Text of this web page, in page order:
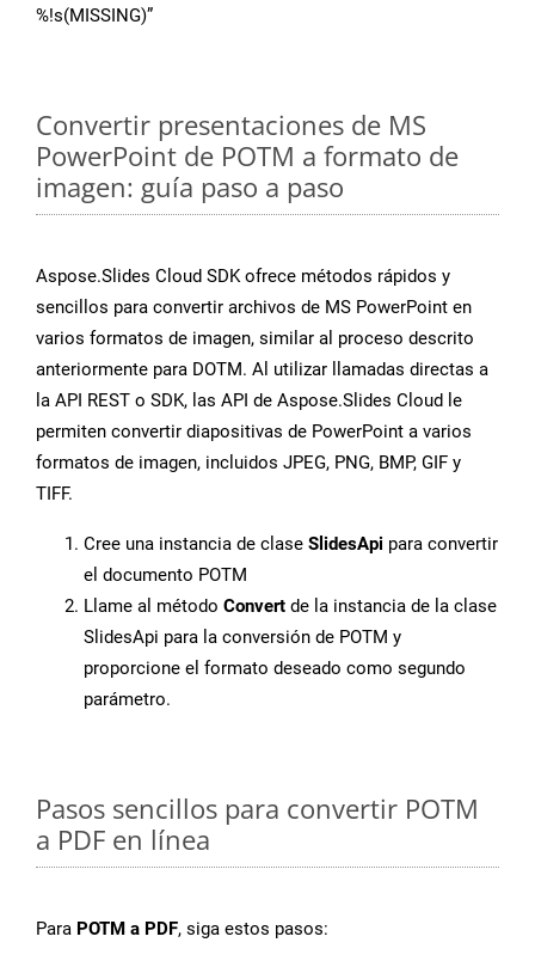
%!s(MISSING)”
Convertir presentaciones de MS
PowerPoint de POTM a formato de
imagen: guía paso a paso
Aspose.Slides Cloud SDK ofrece métodos rápidos y
sencillos para convertir archivos de MS PowerPoint en
varios formatos de imagen, similar al proceso descrito
anteriormente para DOTM. Al utilizar llamadas directas a
la API REST o SDK, las API de Aspose.Slides Cloud le
permiten convertir diapositivas de PowerPoint a varios
formatos de imagen, incluidos JPEG, PNG, BMP, GIF y
TIFF.
Cree una instancia de clase SlidesApi para convertir
el documento POTM
Llame al método Convert de la instancia de la clase
SlidesApi para la conversión de POTM y
proporcione el formato deseado como segundo
parámetro.
Pasos sencillos para convertir POTM
a PDF en línea
Para POTM a PDF, siga estos pasos: